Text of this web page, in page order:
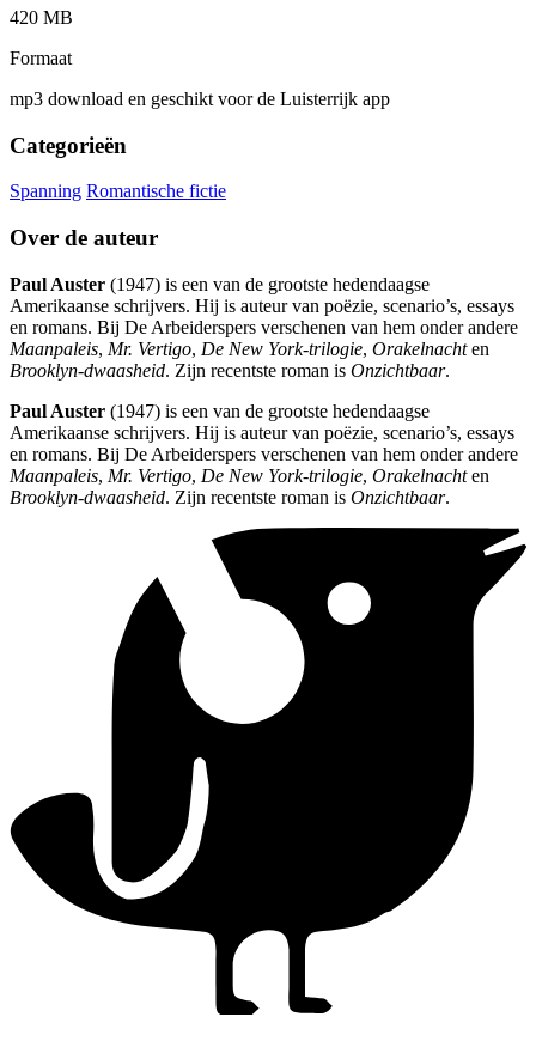
420 MB
Formaat
mp3 download en geschikt voor de Luisterrijk app
Categorieën
Spanning Romantische fictie
Over de auteur
Paul Auster (1947) is een van de grootste hedendaagse
Amerikaanse schrijvers. Hij is auteur van poëzie, scenario’s, essays
en romans. Bij De Arbeiderspers verschenen van hem onder andere
Maanpaleis, Mr. Vertigo, De New York-trilogie, Orakelnachten
Brooklyn-dwaasheid. Zijn recentste roman is Onzichtbaar.
Paul Auster (1947) is een van de grootste hedendaagse
Amerikaanse schrijvers. Hij is auteur van poëzie, scenario’s, essays
en romans. Bij De Arbeiderspers verschenen van hem onder andere
Maanpaleis, Mr. Vertigo, De New York-trilogie, Orakelnachten
Brooklyn-dwaasheid. Zijn recentste roman is Onzichtbaar.